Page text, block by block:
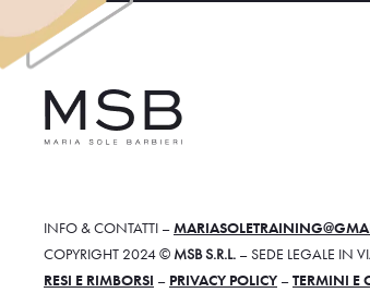
INFO & CONTATTI –
COPYRIGHT 2024 © MSB S.R.L. – SEDE LEGALE IN
RESI E RIMBORSI – PRIVACY POLICY –TERMINI E